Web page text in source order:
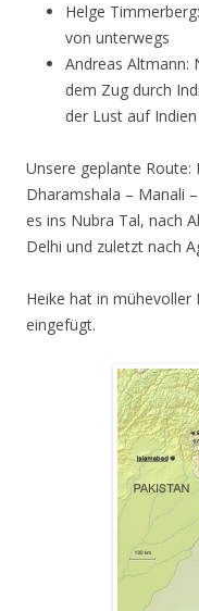
Helge
von unterwegs
Andreas Altmann:
dem Zug durch
der Lust auf
Unsere geplante
Dharamshala – Manali
es ins Nubra Tal, nach
Delhi und zuletzt nach
Heike hat in mühevoller
eingefügt.